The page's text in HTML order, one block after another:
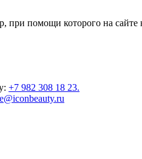
при помощи которого на
+7 982 308 18 23.